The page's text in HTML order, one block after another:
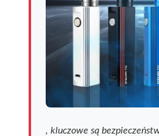
, kluczowe są